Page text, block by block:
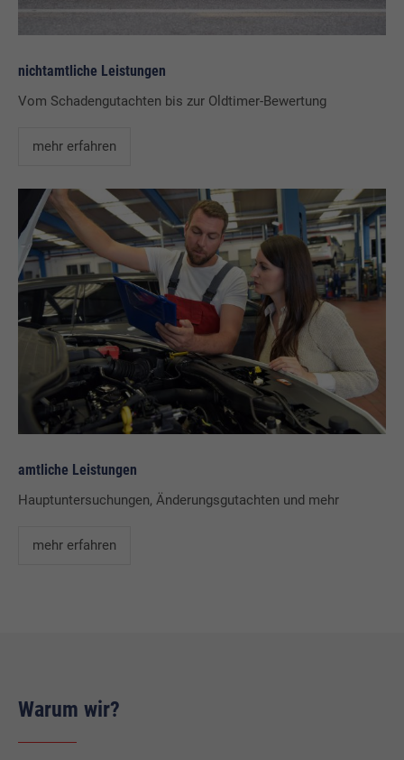
nichtamtliche Leistungen
Vom Schadengutachten bis zur Oldtimer-Bewertung
mehr erfahren
amtliche Leistungen
Hauptuntersuchungen, Änderungsgutachten und mehr
mehr erfahren
Warum wir?